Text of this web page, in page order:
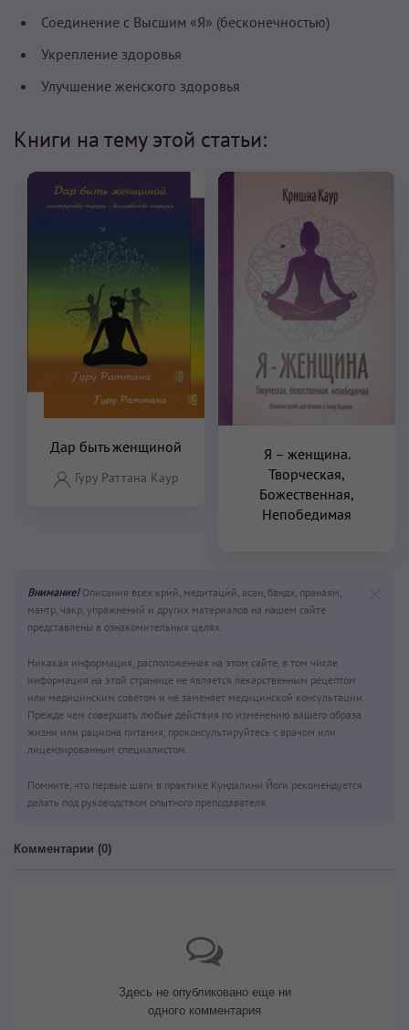
Соединение с Высшим «Я» (бесконечностью)
Укрепление здоровья
Улучшение женского здоровья
Книги на тему этой статьи:
Дар быть женщиной
Гуру Раттана Каур
Я – женщина.
Творческая,
Божественная,
Непобедимая
Внимание!Описания всех крий, медитаций, асан, бандх, пранаям,
мантр, чакр, упражнений и других материалов на нашем сайте
представлены в ознакомительных целях.
Никакая информация, расположенная на этом сайте, в том числе
информация на этой странице не является лекарственным рецептом
или медицинским советом и не заменяет медицинской консультации.
Прежде чем совершать любые действия по изменению вашего образа
жизни или рациона питания, проконсультируйтесь с врачом или
лицензированным специалистом.
Помните, что первые шаги в практике Кундалини Йоги рекомендуется
делать под руководством опытного преподавателя.
Комментарии (0)
Здесь не опубликовано еще ни
одного комментария